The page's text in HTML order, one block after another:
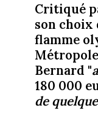
Critiqué
son choix
flamme
Bernard "
180 000
de